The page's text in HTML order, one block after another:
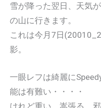
雪が降った翌日、天気
の山に行きます。
これは今月7日
影。
一眼レフは綺麗に
能は有難い・・・・
けれど重い、嵩張る、